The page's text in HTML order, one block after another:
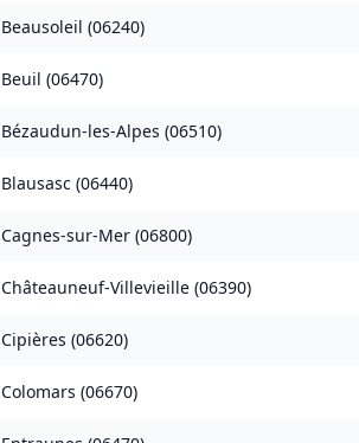
Beausoleil (06240)
Beuil (06470)
Bézaudun-les-Alpes (06510)
Blausasc (06440)
Cagnes-sur-Mer (06800)
Châteauneuf-Villevieille (06390)
Cipières (06620)
Colomars (06670)